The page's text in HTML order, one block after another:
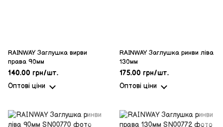
RAINWAY Заглушка вирви
права 90мм
140.00 грн/шт.
Оптові ціни
RAINWAY Заглушка ринви ліва
130мм
175.00 грн/шт.
Оптові ціни